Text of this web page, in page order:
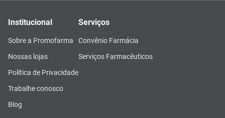
Institucional
Sobre a Promofarma
Nossas lojas
Política de Privacidade
Trabalhe conosco
Blog
Serviços
Convênio Farmácia
Serviços Farmacêuticos